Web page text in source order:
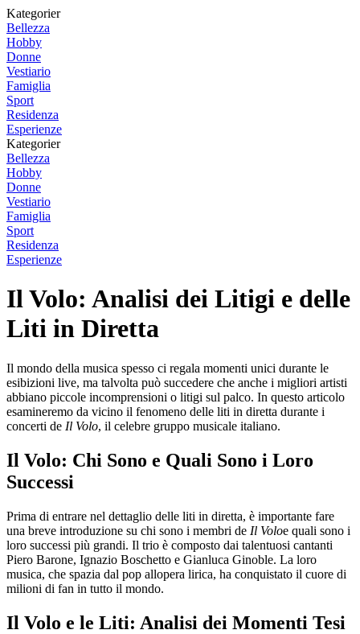
Kategorier
Bellezza
Hobby
Donne
Vestiario
Famiglia
Sport
Residenza
Esperienze
Kategorier
Bellezza
Hobby
Donne
Vestiario
Famiglia
Sport
Residenza
Esperienze
Il Volo: Analisi dei Litigi e delle
Liti in Diretta
Il mondo della musica spesso ci regala momenti unici durante le
esibizioni live, ma talvolta può succedere che anche i migliori artisti
abbiano piccole incomprensioni o litigi sul palco. In questo articolo
esamineremo da vicino il fenomeno delle liti in diretta durante i
concerti de Il Volo, il celebre gruppo musicale italiano.
Il Volo: Chi Sono e Quali Sono i Loro
Successi
Prima di entrare nel dettaglio delle liti in diretta, è importante fare
una breve introduzione su chi sono i membri de Il Voloe quali sono i
loro successi più grandi. Il trio è composto dai talentuosi cantanti
Piero Barone, Ignazio Boschetto e Gianluca Ginoble. La loro
musica, che spazia dal pop allopera lirica, ha conquistato il cuore di
milioni di fan in tutto il mondo.
Il Volo e le Liti: Analisi dei Momenti Tesi